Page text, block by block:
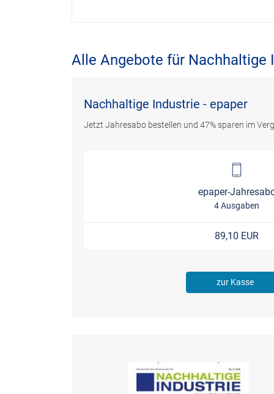
Alle Angebote für Nachhaltige
Nachhaltige Industrie - epaper
Jetzt Jahresabo bestellen und 47% sparen im
epaper-
4 Ausgaben
89,10 EUR
zur Kasse